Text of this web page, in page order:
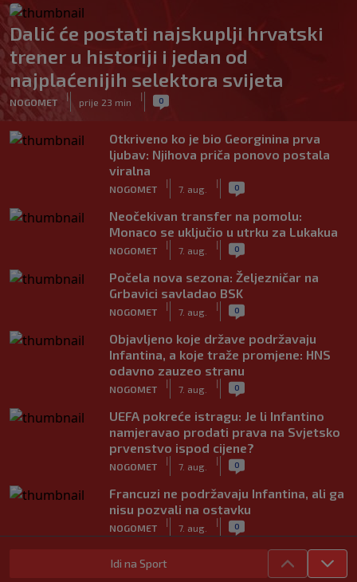
Dalić će postati najskuplji hrvatski
trener u historiji i jedan od
najplaćenijih selektora svijeta
NOGOMET
|
prije 23 min
| 0
Otkriveno ko je bio Georginina prva
ljubav: Njihova priča ponovo postala
viralna
NOGOMET
|
7. aug.
| 0
Neočekivan transfer na pomolu:
Monaco se uključio u utrku za Lukakua
NOGOMET
|
7. aug.
| 0
Počela nova sezona: Željezničar na
Grbavici savladao BSK
NOGOMET
|
7. aug.
| 0
Objavljeno koje države podržavaju
Infantina, a koje traže promjene: HNS
odavno zauzeo stranu
NOGOMET
|
7. aug.
| 0
UEFA pokreće istragu: Je li Infantino
namjeravao prodati prava na Svjetsko
prvenstvo ispod cijene?
NOGOMET
|
7. aug.
| 0
Francuzi ne podržavaju Infantina, ali ga
nisu pozvali na ostavku
NOGOMET
|
7. aug.
| 0
Žene će prve osjetiti posljedice, ali
poručuju: Ako treba, neka bude bojkot
Idi na Sport